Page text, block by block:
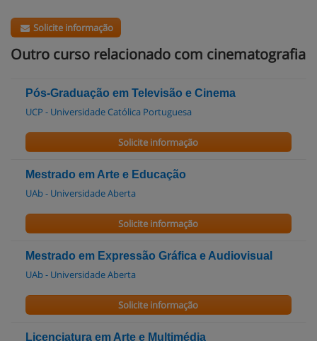
Solicite informação
Outro curso relacionado com cinematografia
Pós-Graduação em Televisão e Cinema
UCP - Universidade Católica Portuguesa
Solicite informação
Mestrado em Arte e Educação
UAb - Universidade Aberta
Solicite informação
Mestrado em Expressão Gráfica e Audiovisual
UAb - Universidade Aberta
Solicite informação
Licenciatura em Arte e Multimédia